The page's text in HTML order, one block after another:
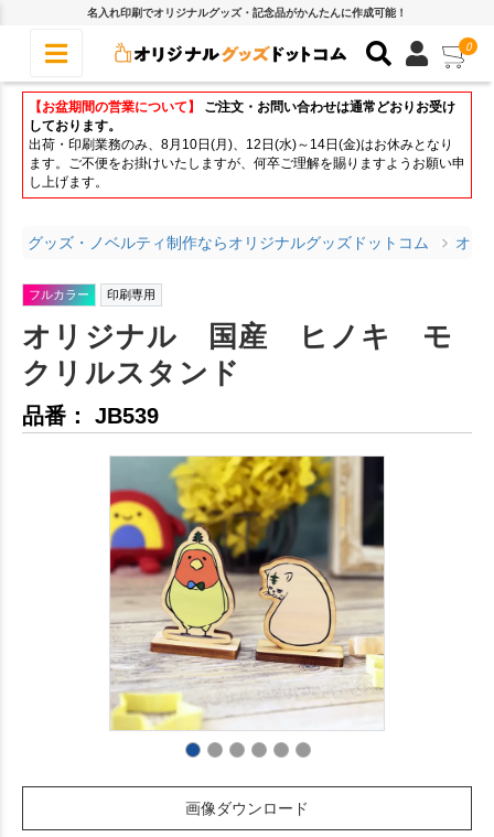
名入れ印刷でオリジナルグッズ・記念品がかんたんに作成可能！
0
【お盆期間の営業について】
ご注文・お問い合わせは通常どおりお受け
しております。
出荷・印刷業務のみ、8月10日(月)、12日(水)～14日(金)はお休みとなり
ます。ご不便をお掛けいたしますが、何卒ご理解を賜りますようお願い申
し上げます。
グッズ・ノベルティ制作ならオリジナルグッズドットコム オリ
フルカラー 印刷専用
オリジナル 国産 ヒノキ モ
クリルスタンド
品番： JB539
画像ダウンロード